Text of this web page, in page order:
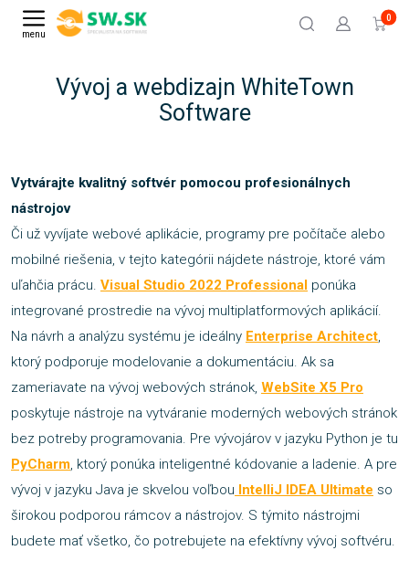
menu
0
Vývoj a webdizajn WhiteTown
Software
Vytvárajte kvalitný softvér pomocou profesionálnych
nástrojov
Či už vyvíjate webové aplikácie, programy pre počítače alebo
mobilné riešenia, v tejto kategórii nájdete nástroje, ktoré vám
uľahčia prácu. Visual Studio 2022 Professional ponúka
integrované prostredie na vývoj multiplatformových aplikácií.
Na návrh a analýzu systému je ideálny Enterprise Architect,
ktorý podporuje modelovanie a dokumentáciu. Ak sa
zameriavate na vývoj webových stránok, WebSite X5 Pro
poskytuje nástroje na vytváranie moderných webových stránok
bez potreby programovania. Pre vývojárov v jazyku Python je tu
PyCharm, ktorý ponúka inteligentné kódovanie a ladenie. A pre
vývoj v jazyku Java je skvelou voľbou IntelliJ IDEA Ultimate so
širokou podporou rámcov a nástrojov. S týmito nástrojmi
budete mať všetko, čo potrebujete na efektívny vývoj softvéru.